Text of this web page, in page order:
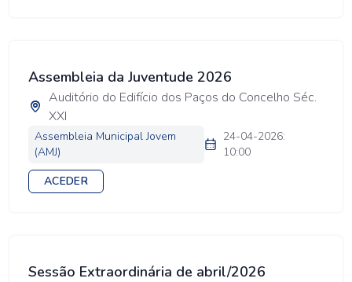
Assembleia da Juventude 2026
Auditório do Edifício dos Paços do Concelho Séc.
XXI
Assembleia Municipal Jovem
(AMJ)
24-04-2026:
10:00
ACEDER
Sessão Extraordinária de abril/2026